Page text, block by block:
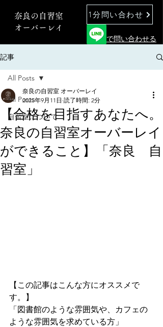
奈良の自習室
オーバーレイ
1分問い合わせ
で問い合わせる
記事
All Posts
自習室について
All Posts
【合格を目指すあなたへ。
奈良の自習室オーバーレイ
ができること】「奈良 自
習室」
奈良の自習室 オーバーレイ
2025年9月11日 読了時間: 2分
【この記事はこんな方にオススメで
す。】
「図書館のような雰囲気や、カフェの
ような雰囲気を求めている方」